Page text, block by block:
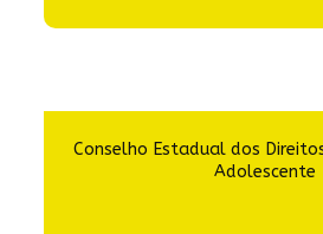
Conselho Estadual dos
Adolescente